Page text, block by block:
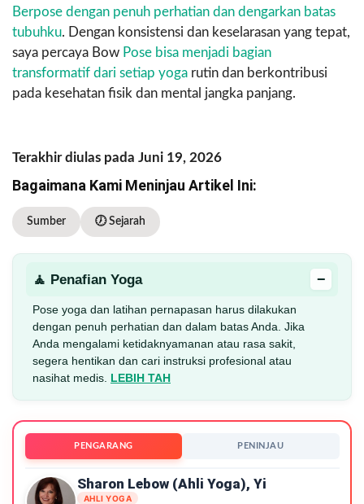
Berpose dengan penuh perhatian dan dengarkan batas
tubuhku. Dengan konsistensi dan keselarasan yang tepat,
saya percaya Bow Pose bisa menjadi bagian
transformatif dari setiap yoga rutin dan berkontribusi
pada kesehatan fisik dan mental jangka panjang.
Terakhir diulas pada Juni 19, 2026
Bagaimana Kami Meninjau Artikel Ini:
Sumber 🕖 Sejarah
🧘 Penafian Yoga −
Pose yoga dan latihan pernapasan harus dilakukan
dengan penuh perhatian dan dalam batas Anda. Jika
Anda mengalami ketidaknyamanan atau rasa sakit,
segera hentikan dan cari instruksi profesional atau
nasihat medis. LEBIH TAH
PENGARANG PENINJAU
Sharon Lebow (ahli Yoga), Yi
AHLI YOGA